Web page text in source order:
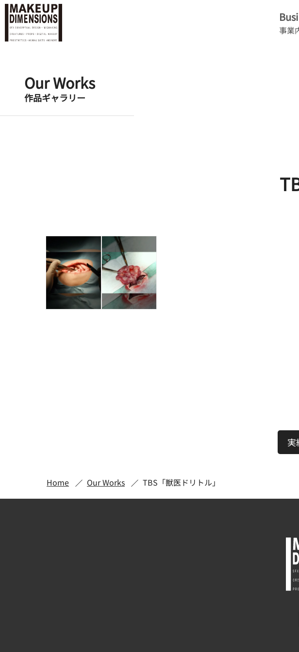
事業
Our Works
作品ギャラリー
実
Home Our Works TBS「獣医ドリトル」